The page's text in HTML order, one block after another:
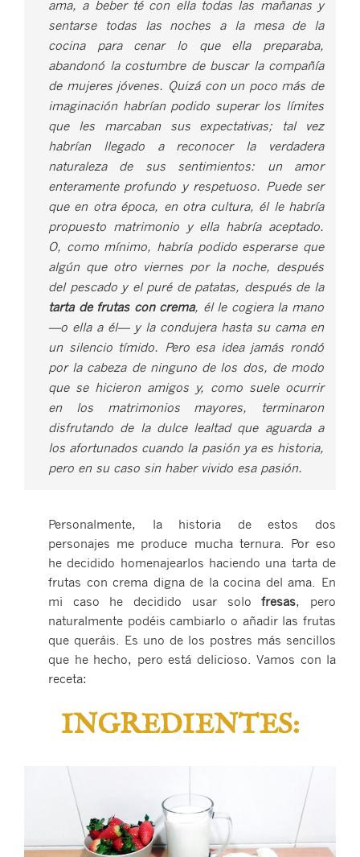
ama, a beber té con ella todas las mañanas y
sentarse todas las noches a la mesa de la
cocina para cenar lo que ella preparaba,
abandonó la costumbre de buscar la compañía
de mujeres jóvenes. Quizá con un poco más de
imaginación habrían podido superar los límites
que les marcaban sus expectativas; tal vez
habrían llegado a reconocer la verdadera
naturaleza de sus sentimientos: un amor
enteramente profundo y respetuoso. Puede ser
que en otra época, en otra cultura, él le habría
propuesto matrimonio y ella habría aceptado.
O, como mínimo, habría podido esperarse que
algún que otro viernes por la noche, después
del pescado y el puré de patatas, después de la
tarta de frutas con crema, él le cogiera la mano
—o ella a él— y la condujera hasta su cama en
un silencio tímido. Pero esa idea jamás rondó
por la cabeza de ninguno de los dos, de modo
que se hicieron amigos y, como suele ocurrir
en los matrimonios mayores, terminaron
disfrutando de la dulce lealtad que aguarda a
los afortunados cuando la pasión ya es historia,
pero en su caso sin haber vivido esa pasión.
Personalmente, la historia de estos dos
personajes me produce mucha ternura. Por eso
he decidido homenajearlos haciendo una tarta de
frutas con crema digna de la cocina del ama. En
mi caso he decidido usar solofresas, pero
naturalmente podéis cambiarlo o añadir las frutas
que queráis. Es uno de los postres más sencillos
que he hecho, pero está delicioso. Vamos con la
receta:
INGREDIENTES: